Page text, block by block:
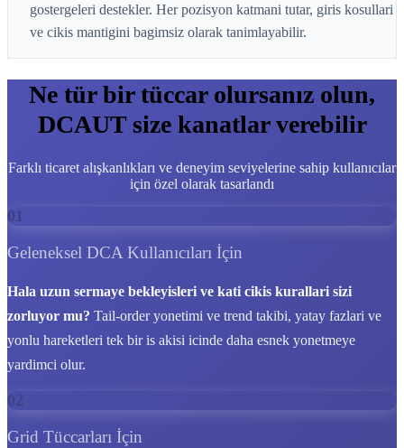
gostergeleri destekler. Her pozisyon katmani tutar, giris kosullari
ve cikis mantigini bagimsiz olarak tanimlayabilir.
Ne tür bir tüccar olursanız olun,
DCAUT size kanatlar verebilir
Farklı ticaret alışkanlıkları ve deneyim seviyelerine sahip kullanıcılar
için özel olarak tasarlandı
01
Geleneksel DCA Kullanıcıları İçin
Hala uzun sermaye bekleyisleri ve kati cikis kurallari sizi
zorluyor mu? Tail-order yonetimi ve trend takibi, yatay fazlari ve
yonlu hareketleri tek bir is akisi icinde daha esnek yonetmeye
yardimci olur.
02
Grid Tüccarları İçin